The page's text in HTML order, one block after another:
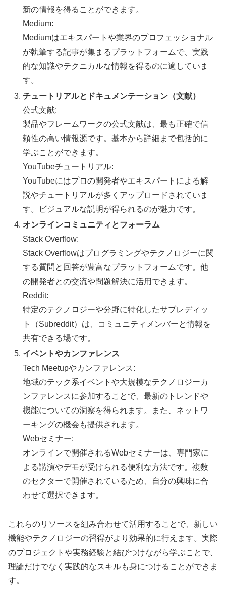
新の情報を得ることができます。
Medium:
Mediumはエキスパートや業界のプロフェッショナル
が執筆する記事が集まるプラットフォームで、実践
的な知識やテクニカルな情報を得るのに適していま
す。
チュートリアルとドキュメンテーション（文献）
公式文献:
製品やフレームワークの公式文献は、最も正確で信
頼性の高い情報源です。基本から詳細まで包括的に
学ぶことができます。
YouTubeチュートリアル:
YouTubeにはプロの開発者やエキスパートによる解
説やチュートリアルが多くアップロードされていま
す。ビジュアルな説明が得られるのが魅力です。
オンラインコミュニティとフォーラム
Stack Overflow:
Stack Overflowはプログラミングやテクノロジーに関
する質問と回答が豊富なプラットフォームです。他
の開発者との交流や問題解決に活用できます。
Reddit:
特定のテクノロジーや分野に特化したサブレディッ
ト（Subreddit）は、コミュニティメンバーと情報を
共有できる場です。
イベントやカンファレンス
Tech Meetupやカンファレンス:
地域のテック系イベントや大規模なテクノロジーカ
ンファレンスに参加することで、最新のトレンドや
機能についての洞察を得られます。また、ネットワ
ーキングの機会も提供されます。
Webセミナー:
オンラインで開催されるWebセミナーは、専門家に
よる講演やデモが受けられる便利な方法です。複数
のセクターで開催されているため、自分の興味に合
わせて選択できます。
これらのリソースを組み合わせて活用することで、新しい
機能やテクノロジーの習得がより効果的に行えます。実際
のプロジェクトや実務経験と結びつけながら学ぶことで、
理論だけでなく実践的なスキルも身につけることができま
す。